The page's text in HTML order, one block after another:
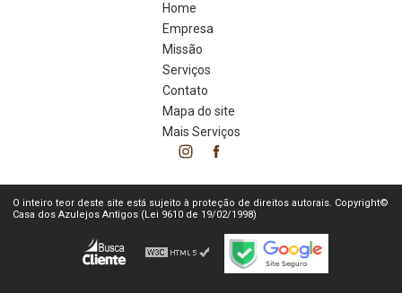
Home
Empresa
Missão
Serviços
Contato
Mapa do site
Mais Serviços
O inteiro teor deste site está sujeito à proteção de direitos autorais. Copyright©
Casa dos Azulejos Antigos (Lei 9610 de 19/02/1998)